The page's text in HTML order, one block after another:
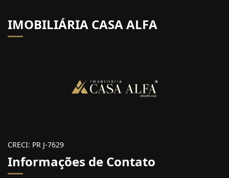
IMOBILIÁRIA CASA ALFA
CRECI: PR J-7629
Informações de Contato